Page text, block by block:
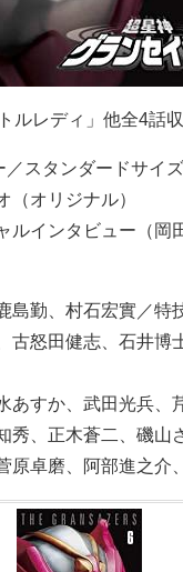
ルレディ」他全4話
スタンダードサイ
オリジナル）
ルインタビュー（岡
島勤、村石宏實／特
古怒田健志、石井博
あすか、武田光兵、
秀、正木蒼二、磯山
原卓磨、阿部進之介